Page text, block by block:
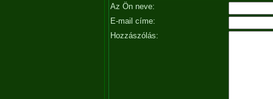
Az Ön neve:
E-mail címe:
Hozzászólás: